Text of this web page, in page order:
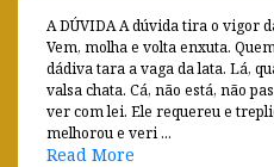
A DÚVIDA A dúvida tira o vigor
Vem, molha e volta enxuta.
dádiva tara a vaga da lata. Lá,
valsa chata. Cá, não está, não
ver com lei. Ele requereu e
melhorou e veri ...
Read More